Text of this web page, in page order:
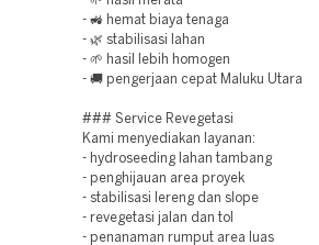
- 🚜 hemat biaya tenaga
- 🌿 stabilisasi lahan
- 🌱 hasil lebih homogen
- 🚚 pengerjaan cepat Maluku Utara
### Service Revegetasi
Kami menyediakan layanan:
- hydroseeding lahan tambang
- penghijauan area proyek
- stabilisasi lereng dan slope
- revegetasi jalan dan tol
- penanaman rumput area luas